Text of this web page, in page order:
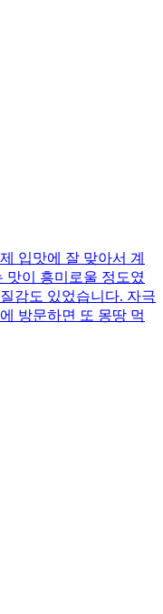
입맛에 잘 맞아서 계
맛이 흥미로울 정도였
감도 있었습니다. 자극
방문하면 또 몽땅 먹